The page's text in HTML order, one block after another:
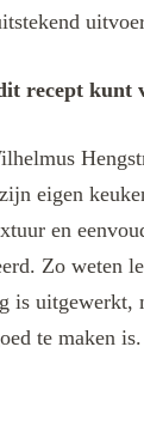
recept kunt
eigen
en
Zo weten
is uitgewerkt,
te maken is.